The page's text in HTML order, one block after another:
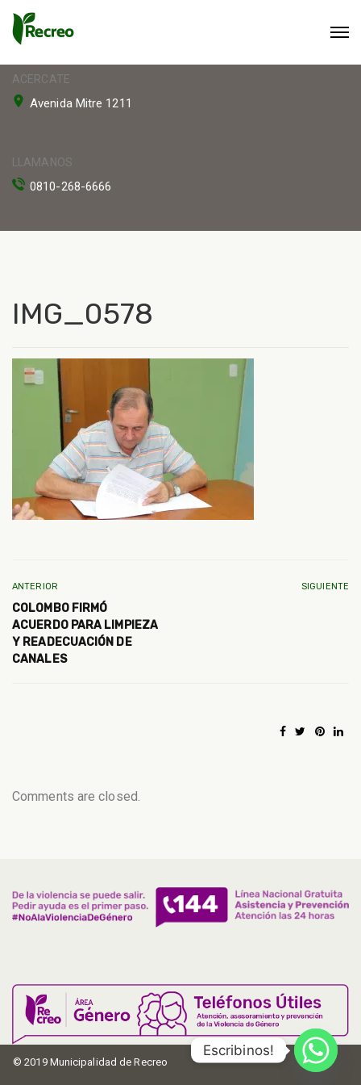
ACERCATE
Avenida Mitre 1211
LLAMANOS
0810-268-6666
IMG_0578
ANTERIOR
COLOMBO FIRMÓ
ACUERDO PARA LIMPIEZA
Y READECUACIÓN DE
CANALES
SIGUIENTE
Comments are closed.
© 2019 Municipalidad de Recreo
Escribinos!